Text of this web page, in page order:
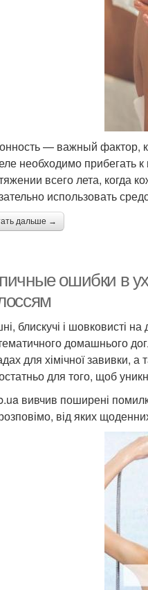
— важный фактор,
необходимо прибегать
всего лета, когда
использовать
дальше →
ошибки в
блискучі і шовковисті на
домашнього
для хімічної завивки,
для того, щоб
вивчив поширені
від яких